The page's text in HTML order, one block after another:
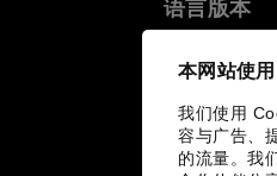
本网站使
我们使用
容与广告、
的流量。我
语言版本